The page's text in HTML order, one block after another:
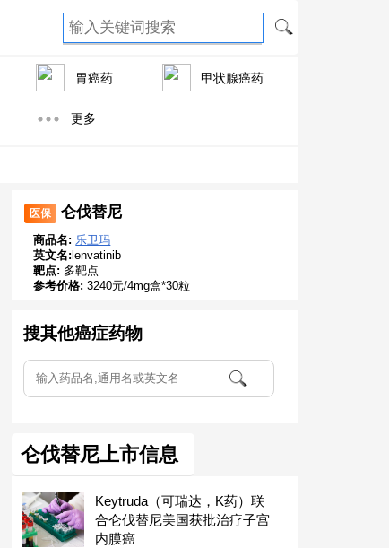
胃癌药 甲状腺癌药
更多
医保 仑伐替尼
商品名: 乐卫玛
英文名: lenvatinib
靶点: 多靶点
参考价格:3240元/4mg盒*30粒
搜其他癌症药物
仑伐替尼上市信息
Keytruda（可瑞达，K药）联
合仑伐替尼美国获批治疗子宫
内膜癌